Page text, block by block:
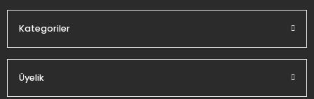
Kategoriler
Üyelik